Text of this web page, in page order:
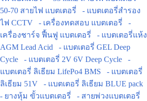
50-70 สายไฟ แบตเตอรี่
- แบตเตอรี่สำรอง
ไฟ CCTV
- เครื่องทดสอบ แบตเตอรี่
-
เครื่องชาร์จ ฟื้นฟู แบตเตอรี่
- แบตเตอรี่แห้ง
AGM Lead Acid
- แบตเตอรี่ GEL Deep
Cycle
- แบตเตอรี่ 2V 6V Deep Cycle
-
แบตเตอรี่ ลิเธียม LifePo4 BMS
- แบตเตอรี่
ลิเธียม 51V
- แบตเตอรี่ ลิเธียม BLUE pack
- ยางหุ้ม ขั้วแบตเตอรี่
- สายพ่วงแบตเตอรี่